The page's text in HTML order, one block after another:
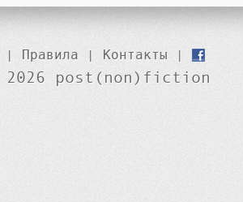
| Правила | Контакты |
post(non)fiction